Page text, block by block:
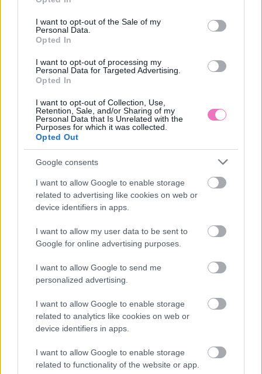
use your data for below specified purposes in below Google
consent section.
I want to opt-out of the Sale of my
Personal Data.
Opted In
I want to opt-out of processing my
Personal Data for Targeted Advertising.
Opted In
I want to opt-out of Collection, Use,
Retention, Sale, and/or Sharing of my
Personal Data that Is Unrelated with the
Purposes for which it was collected.
Opted Out
Google consents
I want to allow Google to enable storage
related to advertising like cookies on web or
device identifiers in apps.
I want to allow my user data to be sent to
Google for online advertising purposes.
I want to allow Google to send me
personalized advertising.
I want to allow Google to enable storage
related to analytics like cookies on web or
device identifiers in apps.
I want to allow Google to enable storage
related to functionality of the website or app.
linkkel.
🎥 Jobb ember vagy, mint hinnéd, ha ez az 5
dolog jellemző rád